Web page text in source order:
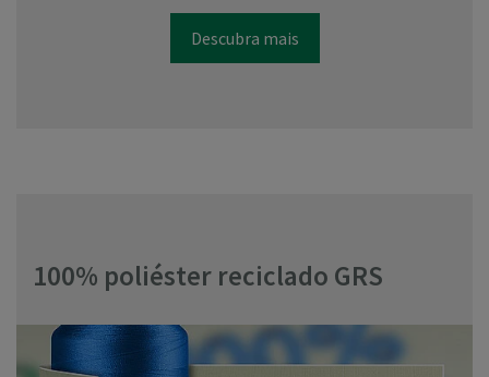
Descubra mais
100% poliéster reciclado GRS